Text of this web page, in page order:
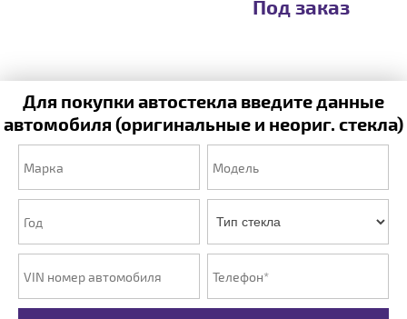
Под заказ
Для покупки автостекла введите данные
автомобиля (оригинальные и неориг. стекла)